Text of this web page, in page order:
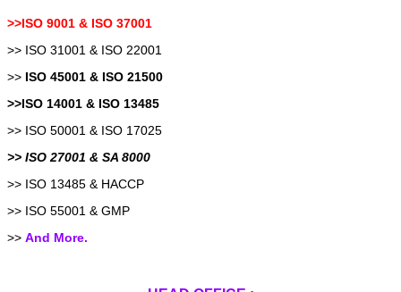
>>ISO 9001 & ISO 37001
>> ISO 31001 & ISO 22001
>> ISO 45001 & ISO 21500
>>ISO 14001 & ISO 13485
>> ISO 50001 & ISO 17025
>> ISO 27001 & SA 8000
>> ISO 13485 & HACCP
>> ISO 55001 & GMP
>> And More.